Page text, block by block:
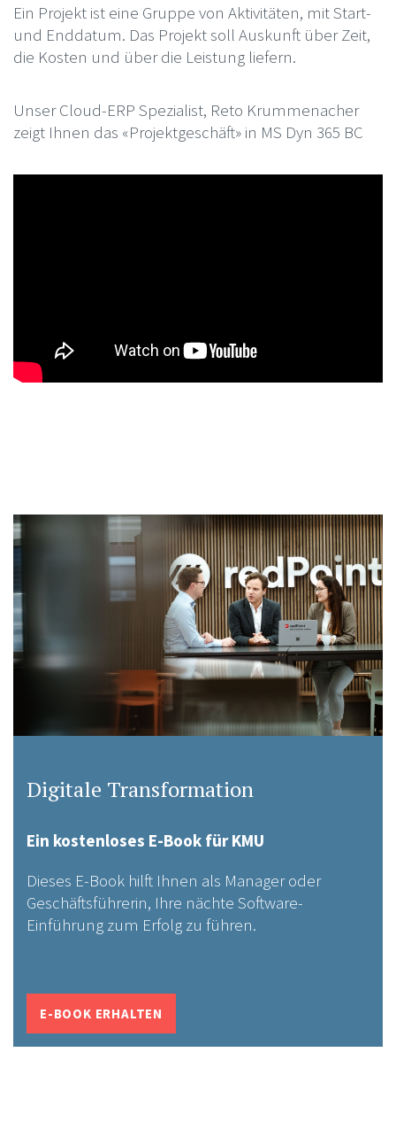
Ein Projekt ist eine Gruppe von Aktivitäten, mit Start-
und Enddatum. Das Projekt soll Auskunft über Zeit,
die Kosten und über die Leistung liefern.
Unser Cloud-ERP Spezialist, Reto Krummenacher
zeigt Ihnen das «Projektgeschäft» in MS Dyn 365 BC
Digitale Transformation
Ein kostenloses E-Book für KMU
Dieses E-Book hilft Ihnen als Manager oder
Geschäftsführerin, Ihre nächte Software-
Einführung zum Erfolg zu führen.
E-BOOK ERHALTEN